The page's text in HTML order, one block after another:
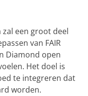
een groot deel
van FAIR
Diamond open
Het doel is
te integreren dat
worden.